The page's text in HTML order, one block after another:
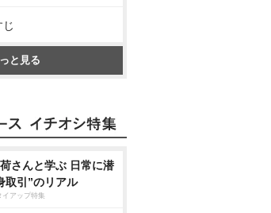
と見る
さんと学ぶ 日常に潜
取引”のリアル
イアップ特集